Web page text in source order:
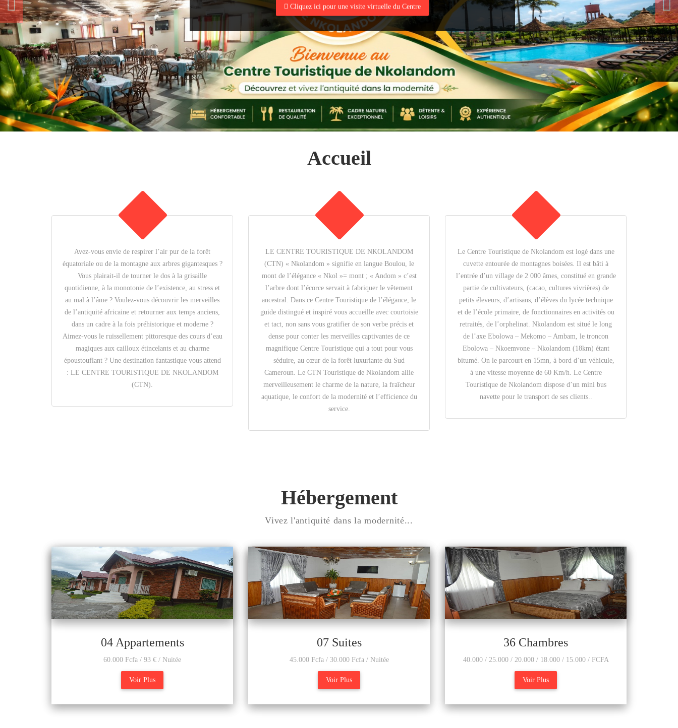
Cliquez ici pour une visite virtuelle du Centre
Accueil
Avez-vous envie de respirer l’air pur de la forêt
équatoriale ou de la montagne aux arbres gigantesques ?
Vous plairait-il de tourner le dos à la grisaille
quotidienne, à la monotonie de l’existence, au stress et
au mal à l’âme ? Voulez-vous découvrir les merveilles
de l’antiquité africaine et retourner aux temps anciens,
dans un cadre à la fois préhistorique et moderne ?
Aimez-vous le ruissellement pittoresque des cours d’eau
magiques aux cailloux étincelants et au charme
époustouflant ? Une destination fantastique vous attend
: LE CENTRE TOURISTIQUE DE NKOLANDOM
(CTN).
LE CENTRE TOURISTIQUE DE NKOLANDOM
(CTN) « Nkolandom » signifie en langue Boulou, le
mont de l’élégance « Nkol »= mont ; « Andom » c’est
l’arbre dont l’écorce servait à fabriquer le vêtement
ancestral. Dans ce Centre Touristique de l’élégance, le
guide distingué et inspiré vous accueille avec courtoisie
et tact, non sans vous gratifier de son verbe précis et
dense pour conter les merveilles captivantes de ce
magnifique Centre Touristique qui a tout pour vous
séduire, au cœur de la forêt luxuriante du Sud
Cameroun. Le CTN Touristique de Nkolandom allie
merveilleusement le charme de la nature, la fraîcheur
aquatique, le confort de la modernité et l’efficience du
service.
Le Centre Touristique de Nkolandom est logé dans une
cuvette entourée de montagnes boisées. Il est bâti à
l’entrée d’un village de 2 000 âmes, constitué en grande
partie de cultivateurs, (cacao, cultures vivrières) de
petits éleveurs, d’artisans, d’élèves du lycée technique
et de l’école primaire, de fonctionnaires en activités ou
retraités, de l’orphelinat. Nkolandom est situé le long
de l’axe Ebolowa – Mekomo – Ambam, le troncon
Ebolowa – Nkoemvone – Nkolandom (18km) étant
bitumé. On le parcourt en 15mn, à bord d’un véhicule,
à une vitesse moyenne de 60 Km/h. Le Centre
Touristique de Nkolandom dispose d’un mini bus
navette pour le transport de ses clients..
Hébergement
Vivez l'antiquité dans la modernité...
04 Appartements
60.000 Fcfa / 93 € / Nuitée
Voir Plus
07 Suites
45.000 Fcfa / 30.000 Fcfa / Nuitée
Voir Plus
36 Chambres
40.000 / 25.000 / 20.000 / 18.000 / 15.000 / FCFA
Voir Plus